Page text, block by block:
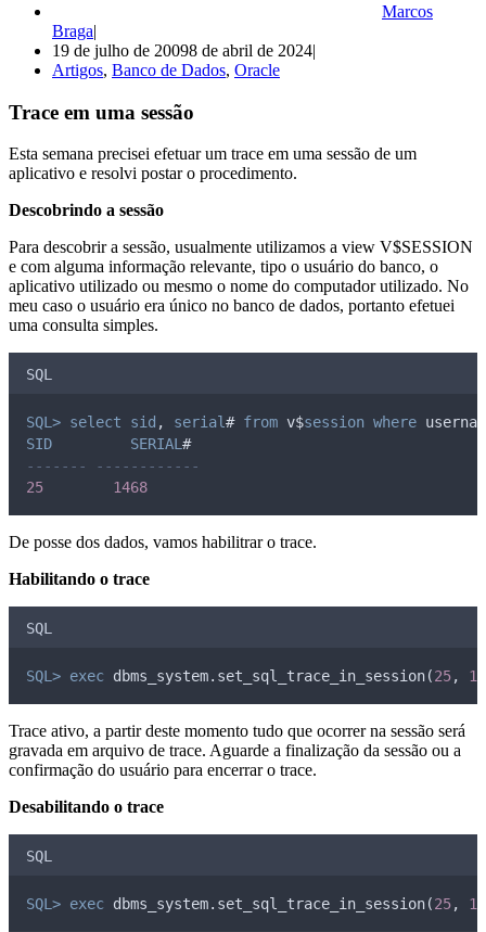
Marcos
Braga
19 de julho de 20098 de abril de 2024
Artigos, Banco de Dados, Oracle
Trace em uma sessão
Esta semana precisei efetuar um trace em uma sessão de um
aplicativo e resolvi postar o procedimento.
Descobrindo a sessão
Para descobrir a sessão, usualmente utilizamos a view V$SESSION
e com alguma informação relevante, tipo o usuário do banco, o
aplicativo utilizado ou mesmo o nome do computador utilizado. No
meu caso o usuário era único no banco de dados, portanto efetuei
uma consulta simples.
SQL
SQL> select sid , serial# from v$session where
SID
SERIAL#
------- ------------
25
1468
De posse dos dados, vamos habilitrar o trace.
Habilitando o trace
SQL
SQL> exec dbms_system.set_sql_trace_in_session(25,
Trace ativo, a partir deste momento tudo que ocorrer na sessão será
gravada em arquivo de trace. Aguarde a finalização da sessão ou a
confirmação do usuário para encerrar o trace.
Desabilitando o trace
SQL
SQL> exec dbms_system.set_sql_trace_in_session(25,